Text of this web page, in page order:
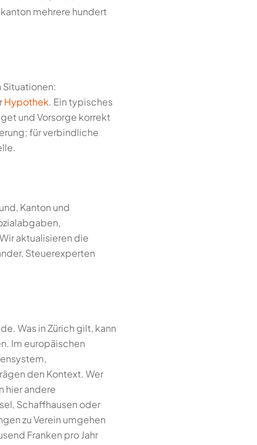
mehrere hundert
Situationen:
Hypothek. Ein typisches
und Vorsorge korrekt
für verbindliche
Kanton und
aktualisieren die
Steuerexperten
Was in Zürich gilt, kann
Im europäischen
den Kontext. Wer
hier andere
Schaffhausen oder
zu Verein umgehen
Franken pro Jahr